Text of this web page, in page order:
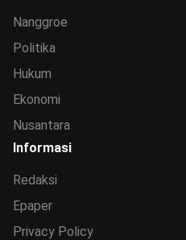
Nanggroe
Politika
Hukum
Ekonomi
Nusantara
Informasi
Redaksi
Epaper
Privacy Policy